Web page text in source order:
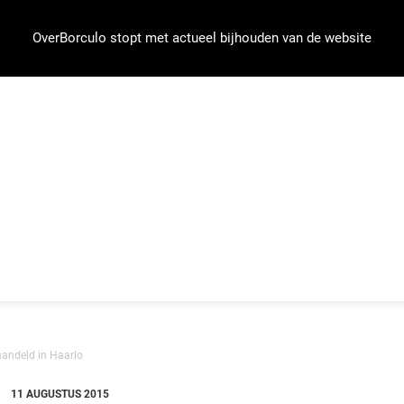
OverBorculo stopt met actueel bijhouden van de website
in Haarlo
11 AUGUSTUS 2015